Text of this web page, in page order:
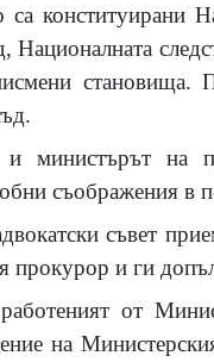
са конституирани
становища.
министърът на
съображения в
съвет
прокурор и ги
от
на